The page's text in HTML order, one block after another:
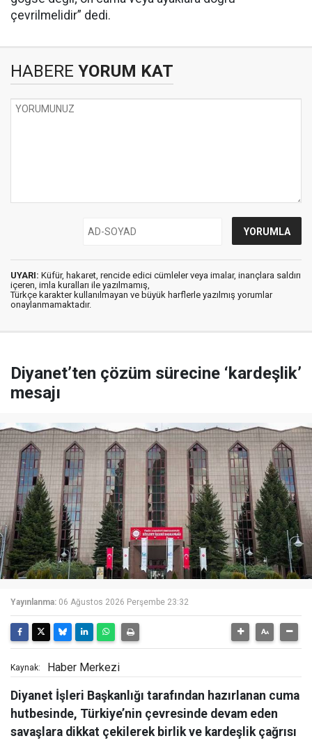
çevrilmelidir” dedi.
HABERE YORUM KAT
UYARI: Küfür, hakaret, rencide edici cümleler veya imalar, inançlara saldırı
içeren, imla kuralları ile yazılmamış,
Türkçe karakter kullanılmayan ve büyük harflerle yazılmış yorumlar
onaylanmamaktadır.
Diyanet’ten çözüm sürecine ‘kardeşlik’
mesajı
Yayınlanma: 06 Ağustos 2026 Perşembe 23:32
Kaynak: Haber Merkezi
Diyanet İşleri Başkanlığı tarafından hazırlanan cuma
hutbesinde, Türkiye’nin çevresinde devam eden
savaşlara dikkat çekilerek birlik ve kardeşlik çağrısı